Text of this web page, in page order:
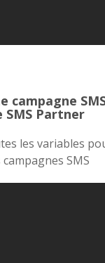
campagne
Partner
les variables
campagnes SMS